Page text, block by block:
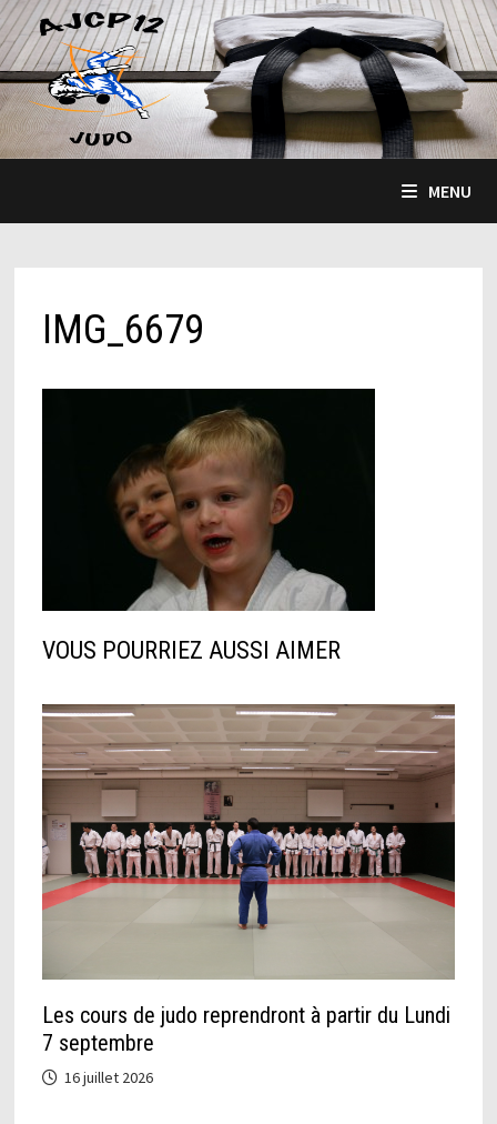
Passer
au
contenu
MENU
IMG_6679
VOUS POURRIEZ AUSSI AIMER
Les cours de judo reprendront à partir du Lundi
7 septembre
16 juillet 2026